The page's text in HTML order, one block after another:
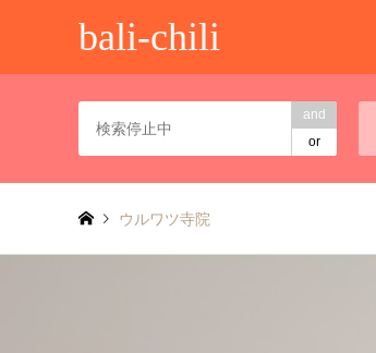
bali-chili
and
or
ウルワツ寺院